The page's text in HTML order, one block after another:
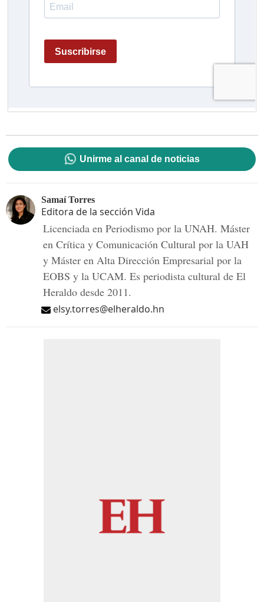
Unirme al canal de noticias
Samaí Torres
Editora de la sección Vida
Licenciada en Periodismo por la UNAH. Máster
en Crítica y Comunicación Cultural por la UAH
y Máster en Alta Dirección Empresarial por la
EOBS y la UCAM. Es periodista cultural de El
Heraldo desde 2011.
elsy.torres@elheraldo.hn